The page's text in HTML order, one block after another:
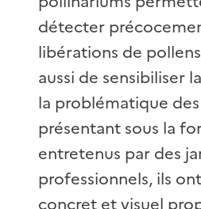
détecter
libérations de pollens
aussi de sensibiliser
la problématique
présentant sous la
entretenus par des
professionnels, ils
concret et visuel